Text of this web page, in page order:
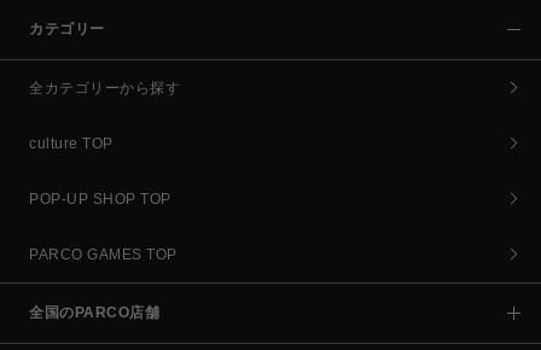
カテゴリー
全カテゴリーから探す
culture TOP
POP-UP SHOP TOP
PARCO GAMES TOP
全国のPARCO店舗